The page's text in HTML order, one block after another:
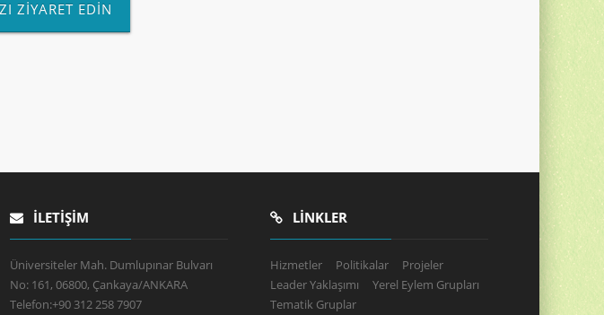
ZİYARET EDİN
İLETIŞIM
Üniversiteler Mah. Dumlupınar Bulvarı
No: 161, 06800, Çankaya/ANKARA
Telefon:+90 312 258 7907
LINKLER
Hizmetler Politikalar
Projeler
Leader Yaklaşımı
Yerel Eylem Grupları
Tematik Gruplar